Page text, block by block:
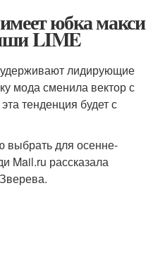
юбка макси
LIME
лидирующие
мода сменила вектор с
тенденция будет с
выбрать для осенне-
Mail.ru рассказала